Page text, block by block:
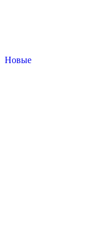
Новые